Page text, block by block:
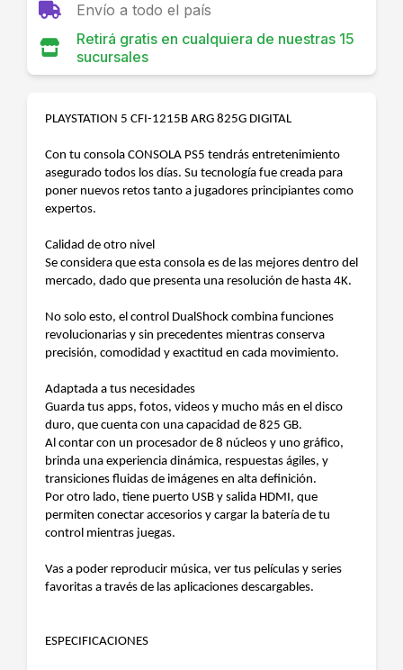
Envío a todo el país
Retirá gratis en cualquiera de nuestras 15
sucursales
PLAYSTATION 5 CFI-1215B ARG 825G DIGITAL
Con tu consola CONSOLA PS5 tendrás entretenimiento
asegurado todos los días. Su tecnología fue creada para
poner nuevos retos tanto a jugadores principiantes como
expertos.
Calidad de otro nivel
Se considera que esta consola es de las mejores dentro del
mercado, dado que presenta una resolución de hasta 4K.
No solo esto, el control DualShock combina funciones
revolucionarias y sin precedentes mientras conserva
precisión, comodidad y exactitud en cada movimiento.
Adaptada a tus necesidades
Guarda tus apps, fotos, videos y mucho más en el disco
duro, que cuenta con una capacidad de 825 GB.
Al contar con un procesador de 8 núcleos y uno gráfico,
brinda una experiencia dinámica, respuestas ágiles, y
transiciones fluidas de imágenes en alta definición.
Por otro lado, tiene puerto USB y salida HDMI, que
permiten conectar accesorios y cargar la batería de tu
control mientras juegas.
Vas a poder reproducir música, ver tus películas y series
favoritas a través de las aplicaciones descargables.
ESPECIFICACIONES